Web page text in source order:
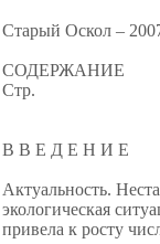
Старый Оскол –
СОДЕРЖАНИЕ
Стр.
В В Е Д Е Н И Е
Актуальность.
экологическая
привела к росту